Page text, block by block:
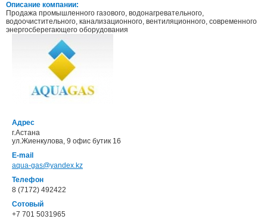
Описание компании:
Продажа промышленного газового, водонагревательного,
водоочистительного, канализационного, вентиляционного, современного
энергосберегающего оборудования
Адрес
г.Астана
ул.Жиенкулова, 9 офис бутик 16
E-mail
aqua-gas@yandex.kz
Телефон
8 (7172) 492422
Сотовый
+7 701 5031965